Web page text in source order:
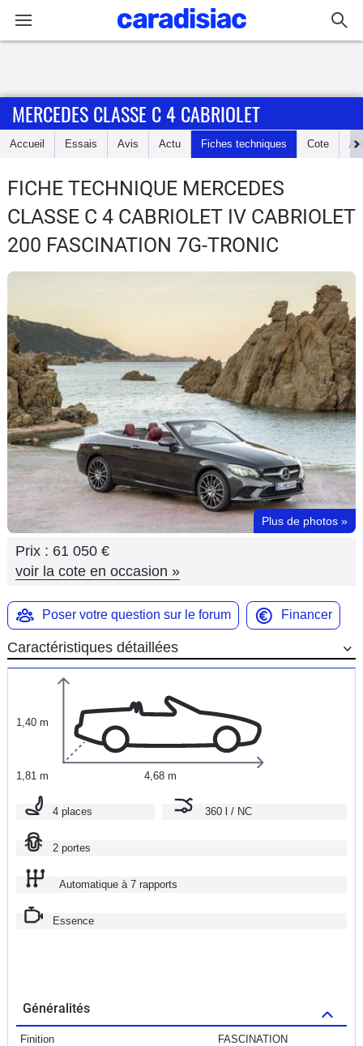
Accueil
Essais
Guide
d'achat
Utilitaires
Flottes
Auto
Services
Forum
Moto
Marques
MERCEDES CLASSE C 4 CABRIOLET
Accueil Essais Avis Actu Fiches techniques Cote
FICHE TECHNIQUE MERCEDES
CLASSE C 4 CABRIOLET IV CABRIOLET
200 FASCINATION 7G-TRONIC
Plus de photos »
Prix : 61 050 €
voir la cote en occasion »
Poser votre question sur le forum Financer
Caractéristiques détaillées
1,40 m
1,81 m 4,68 m
4 places 360 l / NC
2 portes
Automatique à 7 rapports
Essence
Généralités
Finition FASCINATION